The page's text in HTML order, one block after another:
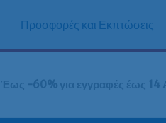
Προσφορές και Εκπτώσεις
Έως -60% για εγγραφές έως 14